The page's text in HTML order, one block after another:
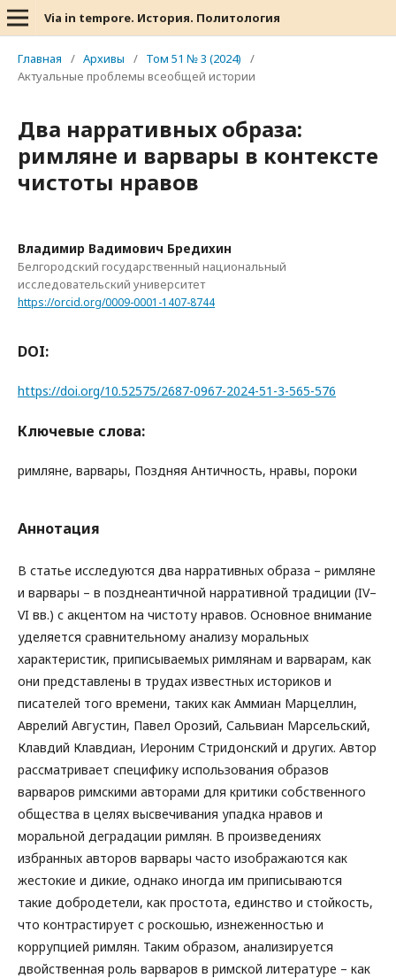
Via in tempore. История. Политология
Главная / Архивы / Том 51 № 3 (2024)
/
Актуальные проблемы всеобщей истории
Два нарративных образа:
римляне и варвары в контексте
чистоты нравов
Владимир Вадимович Бредихин
Белгородский государственный национальный
исследовательский университет
https://orcid.org/0009-0001-1407-8744
DOI:
https://doi.org/10.52575/2687-0967-2024-51-3-565-576
Ключевые слова:
римляне, варвары, Поздняя Античность, нравы, пороки
Аннотация
В статье исследуются два нарративных образа – римляне
и варвары – в позднеантичной нарративной традиции (IV–
VI вв.) с акцентом на чистоту нравов. Основное внимание
уделяется сравнительному анализу моральных
характеристик, приписываемых римлянам и варварам, как
они представлены в трудах известных историков и
писателей того времени, таких как Аммиан Марцеллин,
Аврелий Августин, Павел Орозий, Сальвиан Марсельский,
Клавдий Клавдиан, Иероним Стридонский и других. Автор
рассматривает специфику использования образов
варваров римскими авторами для критики собственного
общества в целях высвечивания упадка нравов и
моральной деградации римлян. В произведениях
избранных авторов варвары часто изображаются как
жестокие и дикие, однако иногда им приписываются
такие добродетели, как простота, единство и стойкость,
что контрастирует с роскошью, изнеженностью и
коррупцией римлян. Таким образом, анализируется
двойственная роль варваров в римской литературе – как